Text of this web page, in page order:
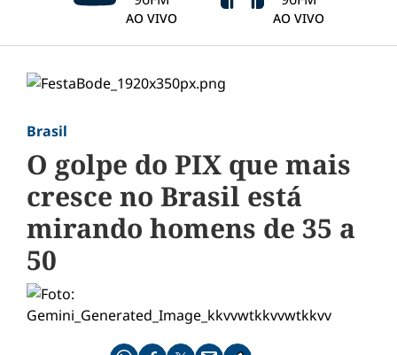
AO VIVO AO VIVO
Brasil
O golpe do PIX que mais
cresce no Brasil está
mirando homens de 35 a
50